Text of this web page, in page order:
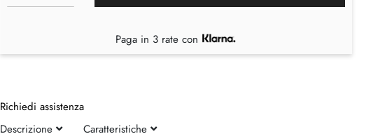
Paga in 3 rate con
Richiedi assistenza
Descrizione
Caratteristiche